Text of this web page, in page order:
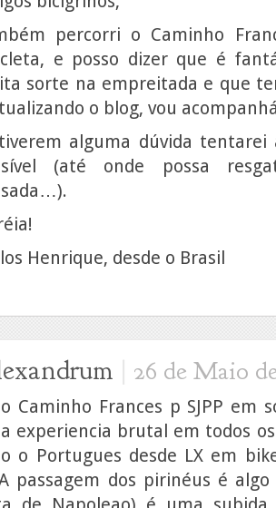
percorri o Caminho
e posso dizer que é
sorte na empreitada e que
o blog, vou
alguma dúvida
(até onde possa
Henrique, desde o Brasil
| 26 de Maio
Caminho Frances p SJPP em
experiencia brutal em todos
o Portugues desde LX em
passagem dos pirinéus é